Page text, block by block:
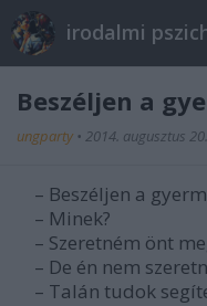
Beszéljen a
ungparty • 2014. augusztus 20.
– Beszéljen a
– Minek?
– Szeretném önt
– De én nem
– Talán tudok